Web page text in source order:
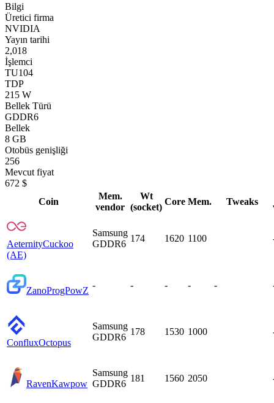
Bilgi
Üretici firma
NVIDIA
Yayın tarihi
2,018
İşlemci
TU104
TDP
215 W
Bellek Türü
GDDR6
Bellek
8 GB
Otobüs genişliği
256
Mevcut fiyat
672 $
Coin
Mem.
vendor
Wt
(socket)
Core Mem. Tweaks
AeternityCuckoo
(AE)
Samsung
GDDR6
174 1620 1100
ZanoProgPowZ
- - - - -
ConfluxOctopus
Samsung
GDDR6
178 1530 1000
RavenKawpow
Samsung
GDDR6
181 1560 2050